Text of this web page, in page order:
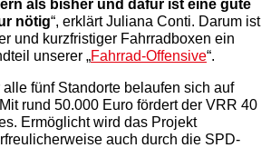
als bisher und dafür ist eine gute
nötig“, erklärt Juliana Conti. Darum ist
und kurzfristiger Fahrradboxen ein
unserer „Fahrrad-Offensive“.
fünf Standorte belaufen sich auf
rund 50.000 Euro fördert der VRR 40
Ermöglicht wird das Projekt
auch durch die SPD-